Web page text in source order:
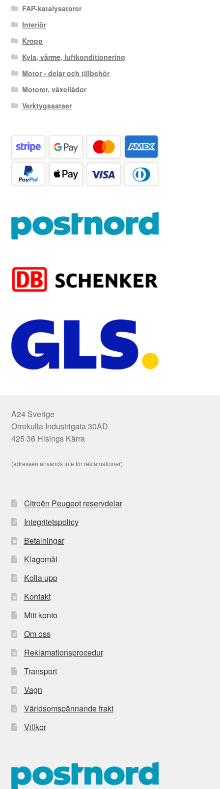
FAP-katalysatorer
Interiör
Kropp
Kyla, värme, luftkonditionering
Motor - delar och tillbehör
Motorer, växellådor
Verktygssatser
A24 Sverige
Orrekulla Industrigata 30AD
425 36 Hisings Kärra
(adressen används inte för reklamationer)
Citroën Peugeot reservdelar
Integritetspolicy
Betalningar
Klagomål
Kolla upp
Kontakt
Mitt konto
Om oss
Reklamationsprocedur
Transport
Vagn
Världsomspännande frakt
Villkor